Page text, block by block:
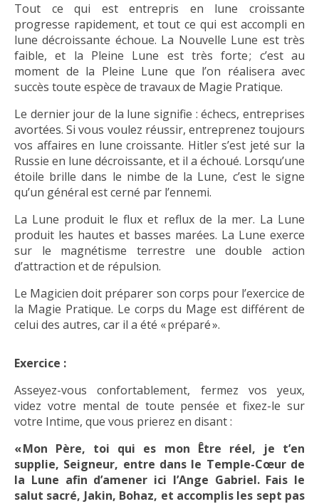
Tout ce qui est entrepris en lune croissante
progresse rapidement, et tout ce qui est accompli en
lune décroissante échoue. La Nouvelle Lune est très
faible, et la Pleine Lune est très forte ; c’est au
moment de la Pleine Lune que l’on réalisera avec
succès toute espèce de travaux de Magie Pratique.
Le dernier jour de la lune signifie : échecs, entreprises
avortées. Si vous voulez réussir, entreprenez toujours
vos affaires en lune croissante. Hitler s’est jeté sur la
Russie en lune décroissante, et il a échoué. Lorsqu’une
étoile brille dans le nimbe de la Lune, c’est le signe
qu’un général est cerné par l’ennemi.
La Lune produit le flux et reflux de la mer. La Lune
produit les hautes et basses marées. La Lune exerce
sur le magnétisme terrestre une double action
d’attraction et de répulsion.
Le Magicien doit préparer son corps pour l’exercice de
la Magie Pratique. Le corps du Mage est différent de
celui des autres, car il a été « préparé ».
Exercice :
Asseyez-vous confortablement, fermez vos yeux,
videz votre mental de toute pensée et fixez-le sur
votre Intime, que vous prierez en disant :
« Mon Père, toi qui es mon Être réel, je t’en
supplie, Seigneur, entre dans le Temple-Cœur de
la Lune afin d’amener ici l’Ange Gabriel. Fais le
salut sacré, Jakin, Bohaz, et accomplis les sept pas